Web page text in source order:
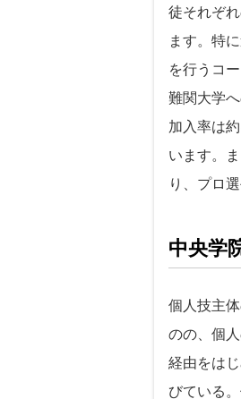
徒それぞ
ます。特
を行うコ
難関大学
加入率は
います。
り、プロ
中央学
個人技主
のの、個
経由をは
びている